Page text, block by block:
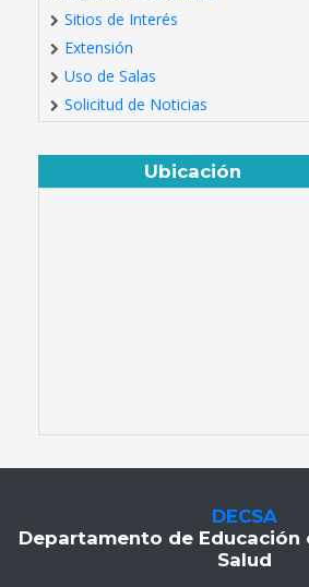
Sitios de Interés
Extensión
Uso de Salas
Solicitud de Noticias
Ubicación
DECSA
Departamento de Educación
Salud